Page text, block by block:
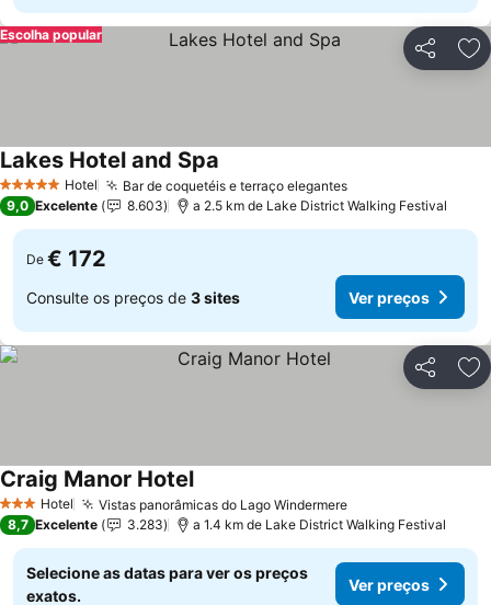
Partilhar
Escolha popular
5 Estrelas Hotel Bar de coquetéis e terraço elegantesVer preços
Lakes Hotel and Spa
9,0 Excelente 8.603 a 2.5 km de Lake District Walking Festival
De € 172
Consulte os preços de 3 sites Ver preços
Partilhar
3 EstrelasHotel Vistas panorâmicas do Lago WindermereVer preços
Craig Manor HotelVer preços
8,7 Excelente 3.283 a 1.4 km de Lake District Walking Festival
Selecione as datas para ver os preços
exatos.
Ver preços